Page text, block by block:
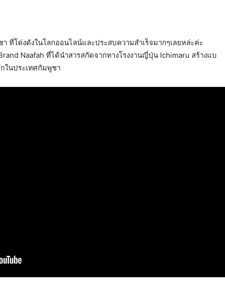
ที่โด่งดังในโลกออนไลน์และประสบความสำเร็จมากๆเลยหล่ะค่ะ
Naafah ที่ได้นำสารสกัดจากทางโรงงานญี่ปุ่น Ichimaru สร้างแบ
ในประเทศกัมพูชา